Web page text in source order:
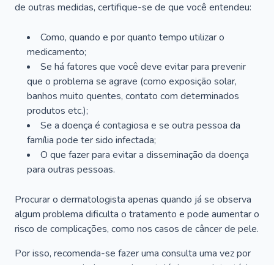
de outras medidas, certifique-se de que você entendeu:
Como, quando e por quanto tempo utilizar o
medicamento;
Se há fatores que você deve evitar para prevenir
que o problema se agrave (como exposição solar,
banhos muito quentes, contato com determinados
produtos etc.);
Se a doença é contagiosa e se outra pessoa da
família pode ter sido infectada;
O que fazer para evitar a disseminação da doença
para outras pessoas.
Procurar o dermatologista apenas quando já se observa
algum problema dificulta o tratamento e pode aumentar o
risco de complicações, como nos casos de câncer de pele.
Por isso, recomenda-se fazer uma consulta uma vez por